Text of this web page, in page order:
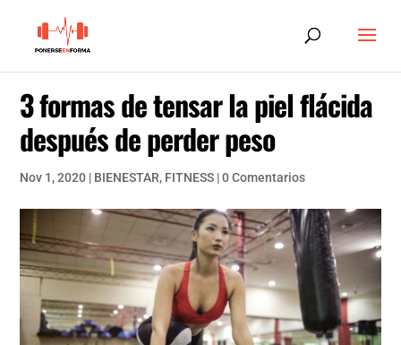
3 formas de tensar la piel flácida
después de perder peso
Nov 1, 2020 | BIENESTAR, FITNESS |0 Comentarios